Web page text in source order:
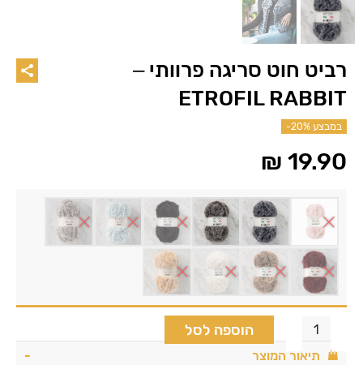
רביט חוט סריגה פרוותי –
ETROFIL RABBIT
במבצע -20%
₪ 19.90
הוספה לסל
תיאור המוצר